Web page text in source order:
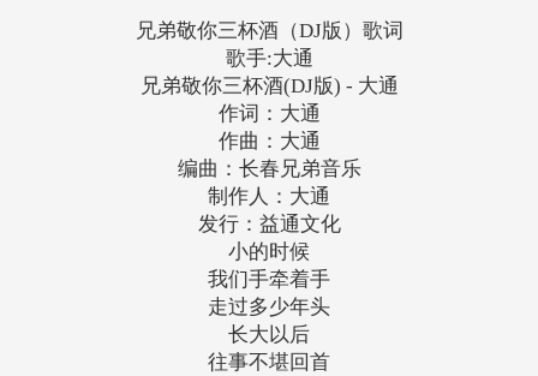
兄弟敬你三杯酒（DJ版）歌词
歌手:大通
兄弟敬你三杯酒(DJ版) - 大通
作词：大通
作曲：大通
编曲：长春兄弟音乐
制作人：大通
发行：益通文化
小的时候
我们手牵着手
走过多少年头
长大以后
往事不堪回首